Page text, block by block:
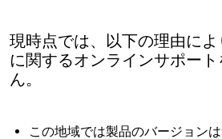
現時点では、以下の理由に
に関するオンラインサポー
ん。
この地域では製品のバージョン